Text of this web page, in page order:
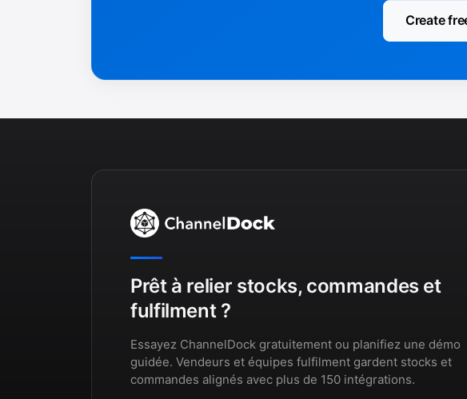
Create
Prêt à relier stocks, commandes et
fulfilment ?
Essayez ChannelDock gratuitement ou planifiez une démo
guidée. Vendeurs et équipes fulfilment gardent stocks et
commandes alignés avec plus de 150 intégrations.